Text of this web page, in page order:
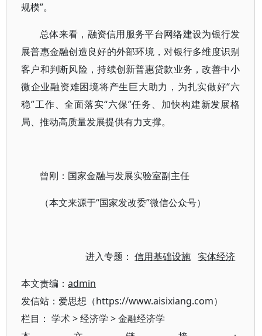
规模”。
总体来看，融资信用服务平台网络建设为银行发
展普惠金融创造良好的外部环境，对银行多维度识别
客户和判断风险，持续创新普惠贷款业务，改善中小
微企业融资难困境将产生巨大助力，为扎实做好“六
稳”工作、全面落实“六保”任务、加快构建新发展格
局、推动高质量发展提供有力支撑。
曾刚：国家金融与发展实验室副主任
（本文来源于“国家发改委”微信公众号）
进入专题：信用基础设施 实体经济
本文责编： admin
发信站：爱思想（https://www.aisixiang.com）
栏目： 学术>经济学 >金融经济学